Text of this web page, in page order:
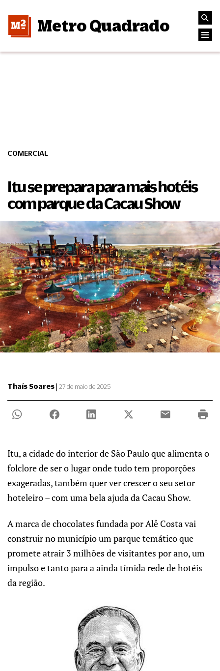
Metro Quadrado
COMERCIAL
Itu se prepara para mais hotéis
com parque da Cacau Show
Thaís Soares| 27 de maio de 2025
Itu, a cidade do interior de São Paulo que alimenta o
folclore de ser o lugar onde tudo tem proporções
exageradas, também quer ver crescer o seu setor
hoteleiro – com uma bela ajuda da Cacau Show.
A marca de chocolates fundada por Alê Costa vai
construir no município um parque temático que
promete atrair 3 milhões de visitantes por ano, um
impulso e tanto para a ainda tímida rede de hotéis
da região.